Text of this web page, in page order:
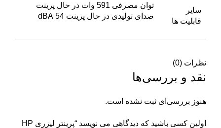
سایر
قابلیت ها
توان مصرفی 591 وات در حال پرینت
صدای تولیدی در حال پرینت 54 dBA
نظرات (0)
نقد و بررسی‌ها
هنوز بررسی‌ای ثبت نشده است.
اولین کسی باشید که دیدگاهی می نویسد “پرینتر لیزری HP